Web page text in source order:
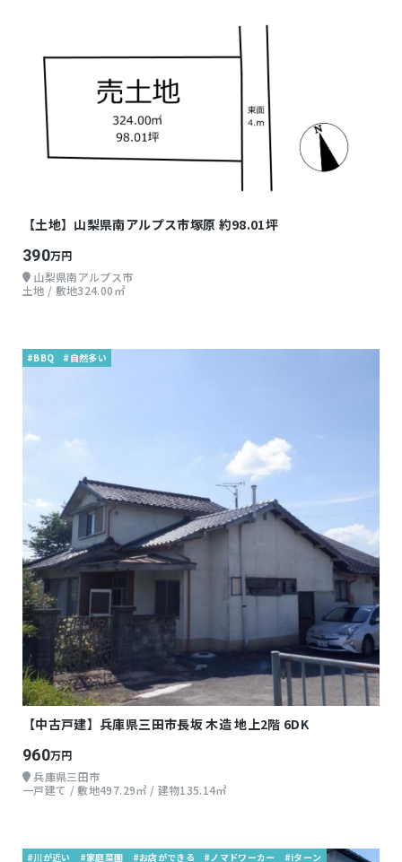
【土地】山梨県南アルプス市塚原 約98.01坪
390万円
山梨県南アルプス市
土地 / 敷地324.00㎡
#BBQ #自然多い
【中古戸建】兵庫県三田市長坂 木造 地上2階 6DK
960万円
兵庫県三田市
一戸建て / 敷地497.29㎡ / 建物135.14㎡
#川が近い #家庭菜園 #お店ができる #ノマドワーカー #iターン